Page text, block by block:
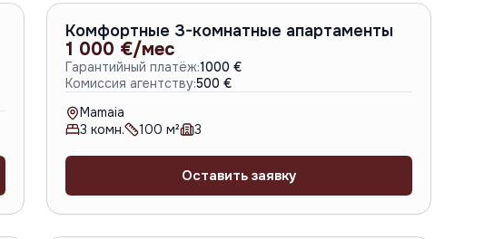
A-6663
Комфортные 3-комнатные апартаменты
1 000 €/мес
Гарантийный платёж:1000 €
Комиссия агентству:500 €
Mamaia
3 комн. 100 м² 3
Оставить заявку